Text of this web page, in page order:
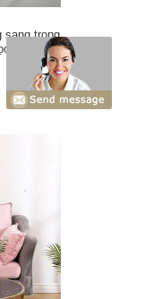
sang trọng